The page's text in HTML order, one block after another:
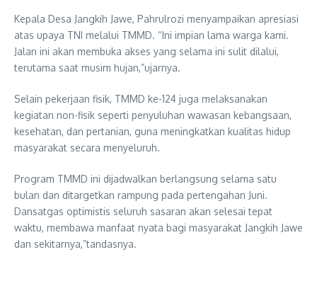
Kepala Desa Jangkih Jawe, Pahrulrozi menyampaikan apresiasi
atas upaya TNI melalui TMMD. “Ini impian lama warga kami.
Jalan ini akan membuka akses yang selama ini sulit dilalui,
terutama saat musim hujan,”ujarnya.
Selain pekerjaan fisik, TMMD ke-124 juga melaksanakan
kegiatan non-fisik seperti penyuluhan wawasan kebangsaan,
kesehatan, dan pertanian, guna meningkatkan kualitas hidup
masyarakat secara menyeluruh.
Program TMMD ini dijadwalkan berlangsung selama satu
bulan dan ditargetkan rampung pada pertengahan Juni.
Dansatgas optimistis seluruh sasaran akan selesai tepat
waktu, membawa manfaat nyata bagi masyarakat Jangkih Jawe
dan sekitarnya,”tandasnya.